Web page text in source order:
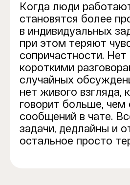
Когда люди
становятся более
в индивидуальных
при этом теряют
сопричастности. Нет
короткими
случайных
нет живого взгляда,
говорит больше, чем
сообщений в чате.
задачи, дедлайны и
остальное просто